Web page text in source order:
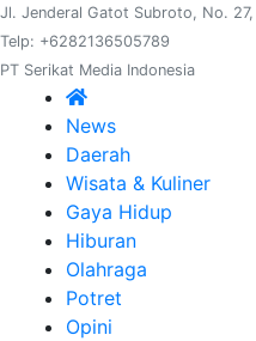
Jl. Jenderal Gatot Subroto, No.
Telp: +6282136505789
PT Serikat Media Indonesia
News
Daerah
Wisata & Kuliner
Gaya Hidup
Hiburan
Olahraga
Potret
Opini